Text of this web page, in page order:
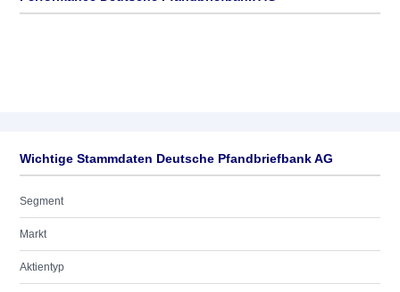
Wichtige Stammdaten Deutsche Pfandbriefbank AG
Segment
Markt
Aktientyp